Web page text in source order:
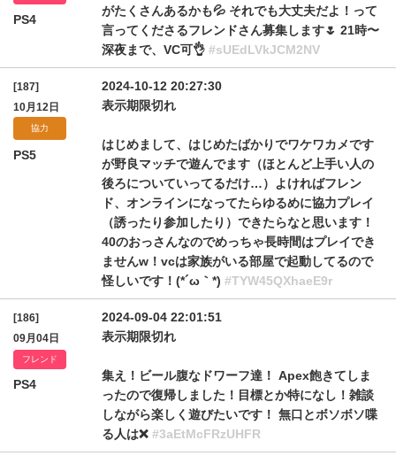
PS4
がたくさんあるかも💦 それでも大丈夫だよ！って
言ってくださるフレンドさん募集します🌷 21時〜
深夜まで、VC可👌 #sUEdLVkJCM2NV
[187]
10月12日
協力
PS5
2024-10-12 20:27:30
表示期限切れ
はじめまして、はじめたばかりでワケワカメです
が野良マッチで遊んでます（ほとんど上手い人の
後ろについていってるだけ…）よければフレン
ド、オンラインになってたらゆるめに協力プレイ
（誘ったり参加したり）できたらなと思います！
40のおっさんなのでめっちゃ長時間はプレイでき
ませんw！vcは家族がいる部屋で起動してるので
怪しいです！(*´ω｀*) #TYW45QXhaeE9r
[186]
09月04日
フレンド
PS4
2024-09-04 22:01:51
表示期限切れ
集え！ビール腹なドワーフ達！ Apex飽きてしま
ったので復帰しました！目標とか特になし！雑談
しながら楽しく遊びたいです！ 無口とボソボソ喋
る人は❌ #3aEtMcFRzUHFR